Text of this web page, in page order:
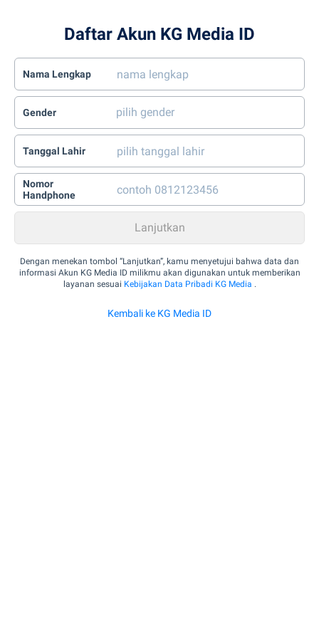
Daftar Akun KG Media ID
Nama Lengkap
Gender
Tanggal Lahir
Nomor
Handphone
Dengan menekan tombol “Lanjutkan”, kamu menyetujui bahwa data dan
informasi Akun KG Media ID milikmu akan digunakan untuk memberikan
layanan sesuai Kebijakan Data Pribadi KG Media .
Kembali ke KG Media ID